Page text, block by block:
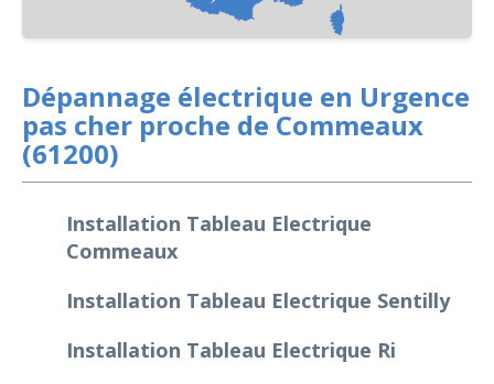
Dépannage électrique en Urgence
pas cher proche de Commeaux
(61200)
Installation Tableau Electrique
Commeaux
Installation Tableau Electrique Sentilly
Installation Tableau Electrique Ri